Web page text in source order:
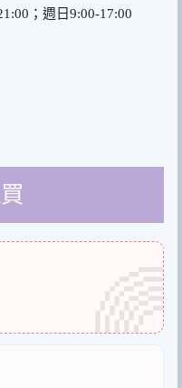
；週日9:00-17:00